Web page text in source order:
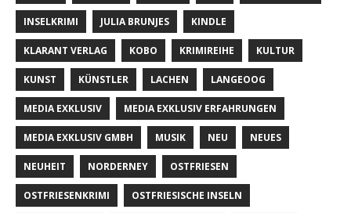
INSELKRIMI JULIA BRUNJES KINDLE
KLARANT VERLAG KOBO KRIMIREIHE KULTUR
KUNST KÜNSTLER LACHEN LANGEOOG
MEDIA EXKLUSIV MEDIA EXKLUSIV ERFAHRUNGEN
MEDIA EXKLUSIV GMBH MUSIK NEU NEUES
NEUHEIT NORDERNEY OSTFRIESEN
OSTFRIESENKRIMI OSTFRIESISCHE INSELN